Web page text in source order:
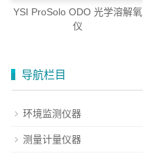
YSI ProSolo ODO 光学溶解氧
仪
导航栏目
环境监测仪器
测量计量仪器